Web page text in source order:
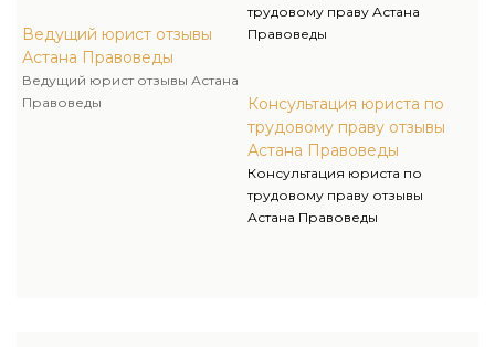
Ведущий юрист отзывы
Астана Правоведы
Ведущий юрист отзывы Астана
Правоведы
трудовому праву Астана
Правоведы
Консультация юриста по
трудовому праву отзывы
Астана Правоведы
Консультация юриста по
трудовому праву отзывы
Астана Правоведы